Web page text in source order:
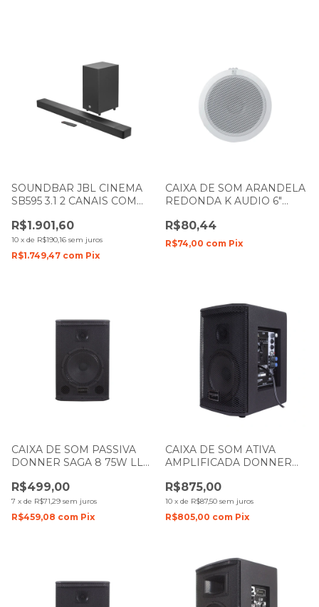
SOUNDBAR JBL CINEMA
SB595 3.1 2 CANAIS COM
220W
R$1.901,60
10 x de R$190,16 sem juros
R$1.749,47 com Pix
CAIXA DE SOM ARANDELA
REDONDA K AUDIO 6"
BRANCA
R$80,44
R$74,00 com Pix
CAIXA DE SOM PASSIVA
DONNER SAGA 8 75W LL
R$499,00
7 x de R$71,29 sem juros
R$459,08 com Pix
CAIXA DE SOM ATIVA
AMPLIFICADA DONNER
R$875,00
10 x de R$87,50 sem juros
R$805,00 com Pix